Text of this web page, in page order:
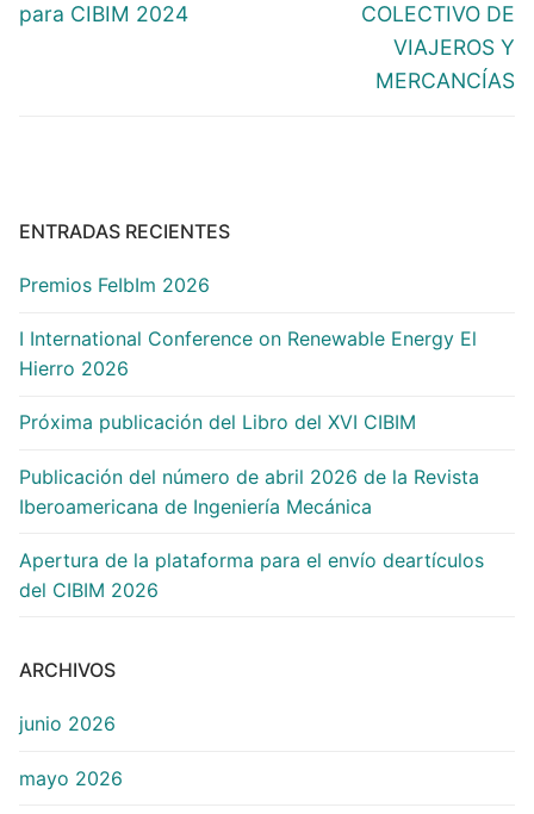
para CIBIM 2024
COLECTIVO DE
VIAJEROS Y
MERCANCÍAS
ENTRADAS RECIENTES
Premios FeIbIm 2026
I International Conference on Renewable Energy El
Hierro 2026
Próxima publicación del Libro del XVI CIBIM
Publicación del número de abril 2026 de la Revista
Iberoamericana de Ingeniería Mecánica
Apertura de la plataforma para el envío deartículos
del CIBIM 2026
ARCHIVOS
junio 2026
mayo 2026